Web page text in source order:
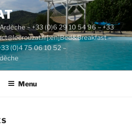
– +33 (0)6 29 10 54 96 – +33
–
(0)4 75 06 10 52 –
Menu